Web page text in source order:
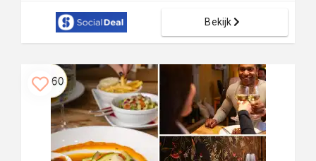
Bekijk